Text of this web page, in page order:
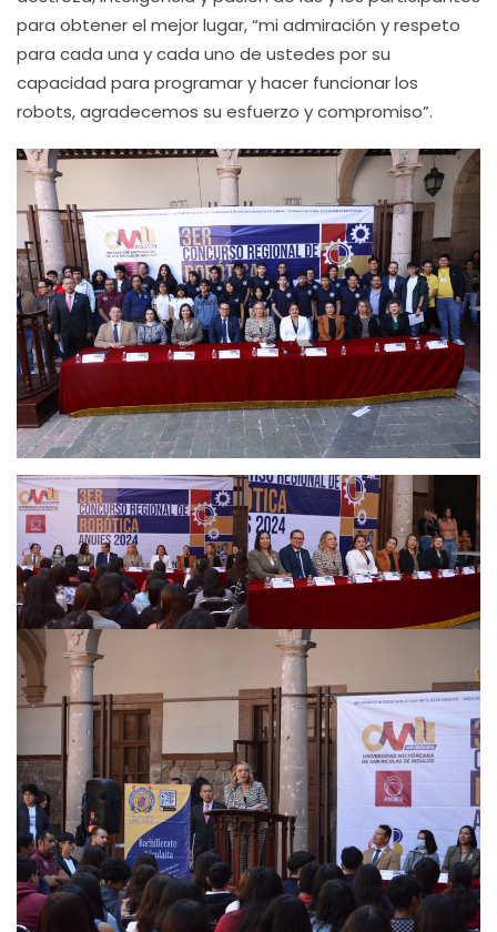
para obtener el mejor lugar, “mi admiración y respeto
para cada una y cada uno de ustedes por su
capacidad para programar y hacer funcionar los
robots, agradecemos su esfuerzo y compromiso”.